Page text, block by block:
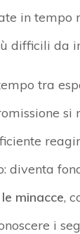
in tempo
difficili da
tra
si
diventa
minacce,
i